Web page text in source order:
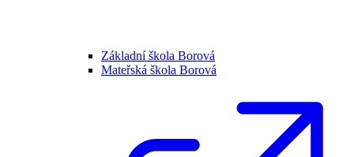
Základní škola Borová
Mateřská škola Borová